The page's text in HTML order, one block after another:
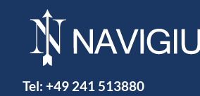
Tel: +49 241 513880